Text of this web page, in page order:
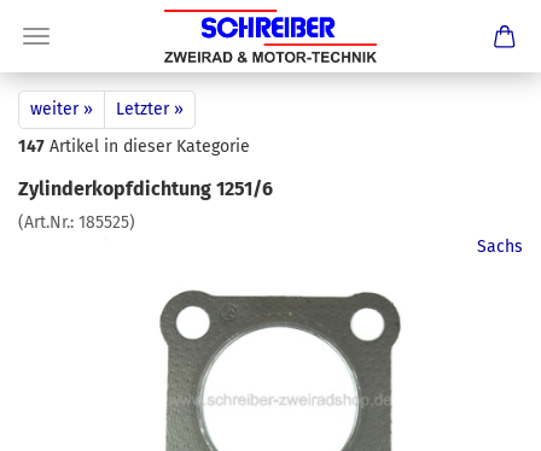
weiter »
Letzter »
147 Artikel in dieser Kategorie
Zylinderkopfdichtung 1251/6
(Art.Nr.: 185525)
Sachs